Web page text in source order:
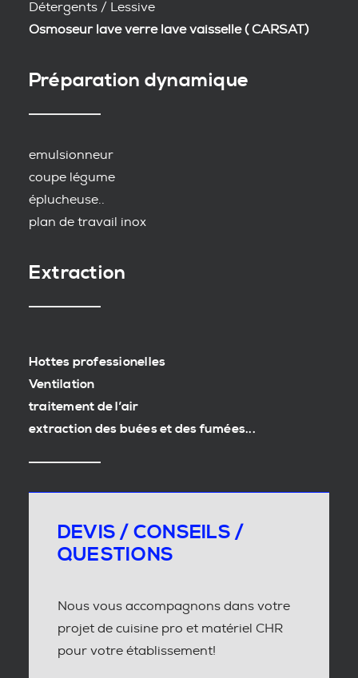
Détergents / Lessive
Osmoseur lave verre lave vaisselle ( CARSAT)
Préparation dynamique
emulsionneur
coupe légume
éplucheuse..
plan de travail inox
Extraction
Hottes professionelles
Ventilation
traitement de l’air
extraction des buées et des fumées...
DEVIS / CONSEILS /
QUESTIONS
Nous vous accompagnons dans votre
projet de cuisine pro et matériel CHR
pour votre établissement!